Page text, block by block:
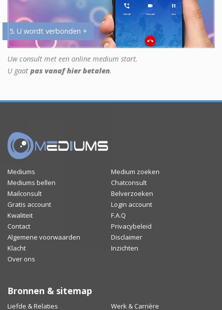
5. U wordt verbonden +
Uw consult met een online medium start.
U gaat pas vanaf hier betalen.
Mediums
Medium zoeken
Mediums bellen
Chatconsult
Mailconsult
Belverzoeken
Gratis account
Login account
Kwaliteit
F.A.Q
Contact
Privacybeleid
Algemene voorwaarden
Disclaimer
Klacht
Inzichten
Over ons
Bronnen & sitemap
Liefde & Relaties Werk & Carrière